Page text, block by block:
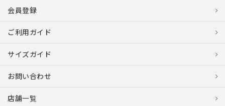
会員登録
ご利用ガイド
サイズガイド
お問い合わせ
店舗一覧